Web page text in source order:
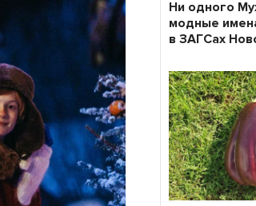
Ни одного
модные
в ЗАГСах